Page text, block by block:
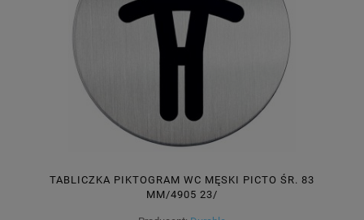
TABLICZKA PIKTOGRAM WC MĘSKI PICTO ŚR. 83
MM/4905 23/